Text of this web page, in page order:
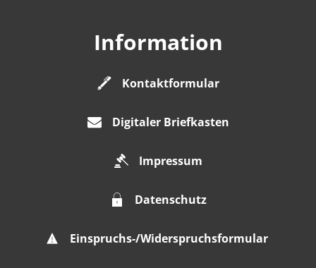
Information
Kontaktformular
Digitaler Briefkasten
Impressum
Datenschutz
Einspruchs-/Widerspruchsformular